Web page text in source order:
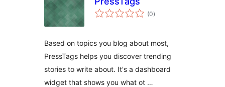
(0টা
মুঠ)
Based on topics you blog about most,
PressTags helps you discover trending
stories to write about. It's a dashboard
widget that shows you what ot …